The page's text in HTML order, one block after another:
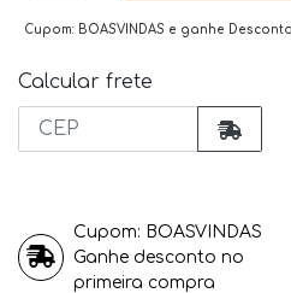
Calcular frete
Cupom: BOASVINDAS
Ganhe desconto no
primeira compra